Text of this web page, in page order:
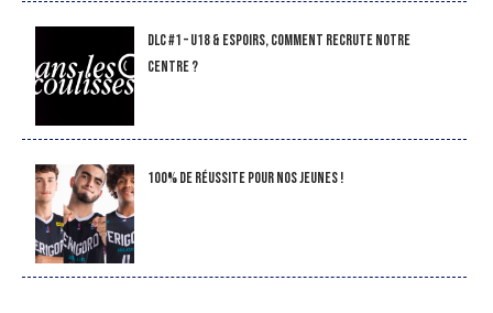
DLC #1 – U18 & Espoirs, comment recrute notre
Centre ?
100% de réussite pour nos jeunes !